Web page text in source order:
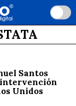
Santos
intervención
Unidos